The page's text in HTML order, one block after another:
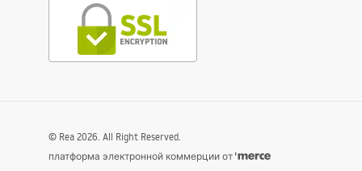
© Rea 2026. All Right Reserved.
платформа электронной коммерции от